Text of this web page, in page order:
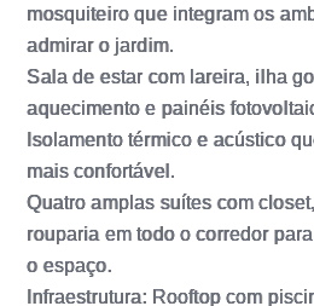
mosquiteiro que integram os
admirar o jardim.
Sala de estar com lareira, ilha
aquecimento e painéis
Isolamento térmico e acústico
mais confortável.
Quatro amplas suítes com
rouparia em todo o corredor
o espaço.
Infraestrutura: Rooftop com